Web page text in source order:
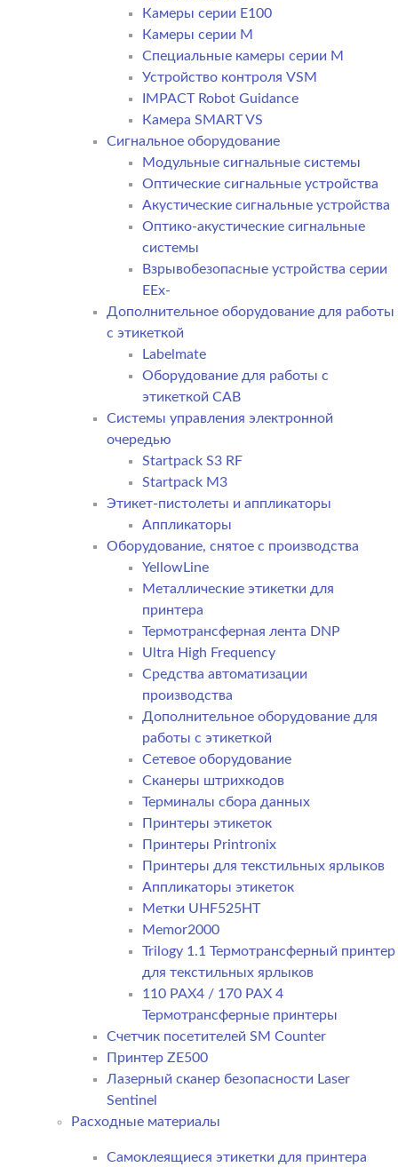
Камеры серии E100
Камеры серии M
Специальные камеры серии M
Устройство контроля VSM
IMPACT Robot Guidance
Камера SMART VS
Cигнальное оборудование
Модульные сигнальные системы
Оптические сигнальные устройства
Акустические сигнальные устройства
Оптико-акустические сигнальные
системы
Взрывобезопасные устройства серии
EEx-
Дополнительное оборудование для работы
с этикеткой
Labelmate
Оборудование для работы с
этикеткой CAB
Системы управления электронной
очередью
Startpack S3 RF
Startpack M3
Этикет-пистолеты и аппликаторы
Аппликаторы
Оборудование, снятое с производства
YellowLine
Металлические этикетки для
принтера
Термотрансферная лента DNP
Ultra High Frequency
Средства автоматизации
производства
Дополнительное оборудование для
работы с этикеткой
Сетевое оборудование
Сканеры штрихкодов
Терминалы сбора данных
Принтеры этикеток
Принтеры Printronix
Принтеры для текстильных ярлыков
Аппликаторы этикеток
Метки UHF525HT
Memor2000
Trilogy 1.1 Термотрансферный принтер
для текстильных ярлыков
110 PAX4 / 170 PAX 4
Термотрансферные принтеры
Счетчик посетителей SM Counter
Принтер ZE500
Лазерный сканер безопасности Laser
Sentinel
Расходные материалы
Самоклеящиеся этикетки для принтера